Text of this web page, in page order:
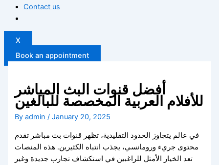
Contact us
X
Book an appointment
أفضل قنوات البث المباشر
للأفلام العربية المخصصة للبالغين
Byadmin/January 20, 2025
في عالم يتجاوز الحدود التقليدية، تظهر قنوات بث مباشر تقدم
محتوى جريء ورومانسي، يجذب انتباه الكثيرين. هذه المنصات
تعد الخيار الأمثل للراغبين في استكشاف تجارب جديدة وغير